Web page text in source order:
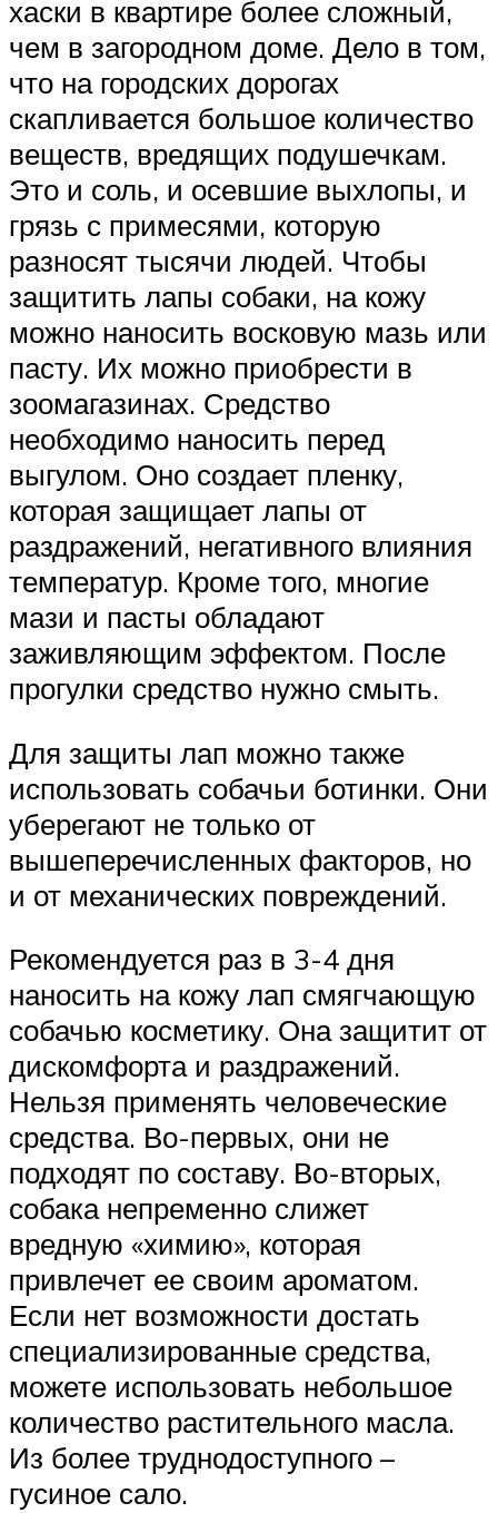
хаски в квартире более сложный,
чем в загородном доме. Дело в том,
что на городских дорогах
скапливается большое количество
веществ, вредящих подушечкам.
Это и соль, и осевшие выхлопы, и
грязь с примесями, которую
разносят тысячи людей. Чтобы
защитить лапы собаки, на кожу
можно наносить восковую мазь или
пасту. Их можно приобрести в
зоомагазинах. Средство
необходимо наносить перед
выгулом. Оно создает пленку,
которая защищает лапы от
раздражений, негативного влияния
температур. Кроме того, многие
мази и пасты обладают
заживляющим эффектом. После
прогулки средство нужно смыть.
Для защиты лап можно также
использовать собачьи ботинки. Они
уберегают не только от
вышеперечисленных факторов, но
и от механических повреждений.
Рекомендуется раз в 3-4 дня
наносить на кожу лап смягчающую
собачью косметику. Она защитит от
дискомфорта и раздражений.
Нельзя применять человеческие
средства. Во-первых, они не
подходят по составу. Во-вторых,
собака непременно слижет
вредную «химию», которая
привлечет ее своим ароматом.
Если нет возможности достать
специализированные средства,
можете использовать небольшое
количество растительного масла.
Из более труднодоступного –
гусиное сало.